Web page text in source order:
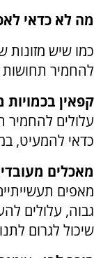
מה לא כדאי
כמו שיש מזונות
להחמיר תחושות
קפאין בכמויות
עלולים להחמיר
כדאי להמעיט,
מאכלים
מאפים
גבוה, עלולים
שיכול לגרום